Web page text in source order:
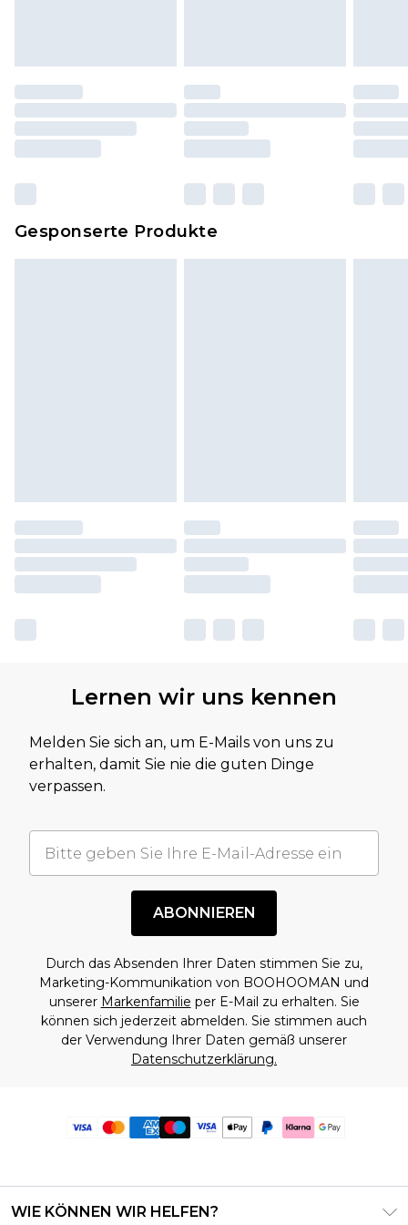
Schuhe dürfen nur in Innenräumen anprobiert
worden sein. Artikel aus dem Homeware-Bereich,
einschließlich Bettwäsche, Matratzen, Toppern
und Kissen, müssen unbenutzt und in ihrer
zurückgesendet werden.
Klickehierum unsere vollständigen
Gesponserte Produkte
Lernen wir uns kennen
Melden Sie sich an, um E-Mails von uns zu
erhalten, damit Sie nie die guten Dinge
verpassen.
ABONNIEREN
Durch das Absenden Ihrer Daten stimmen Sie zu,
Marketing-Kommunikation von BOOHOOMAN und
unserer Markenfamilie per E-Mail zu erhalten. Sie
können sich jederzeit abmelden. Sie stimmen auch
der Verwendung Ihrer Daten gemäß unserer
Datenschutzerklärung.
WIE KÖNNEN WIR HELFEN?